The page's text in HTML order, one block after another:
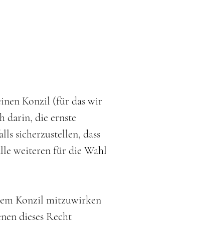
Konzil (für das wir
darin, die ernste
sicherzustellen, dass
weiteren für die Wahl
Konzil mitzuwirken
dieses Recht